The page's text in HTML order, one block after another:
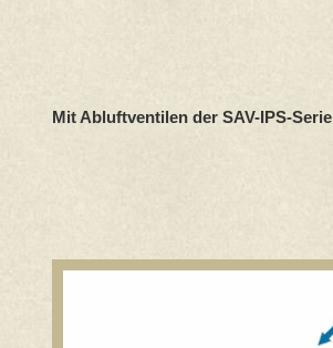
Mit Abluftventilen der SAV-IPS-Serie